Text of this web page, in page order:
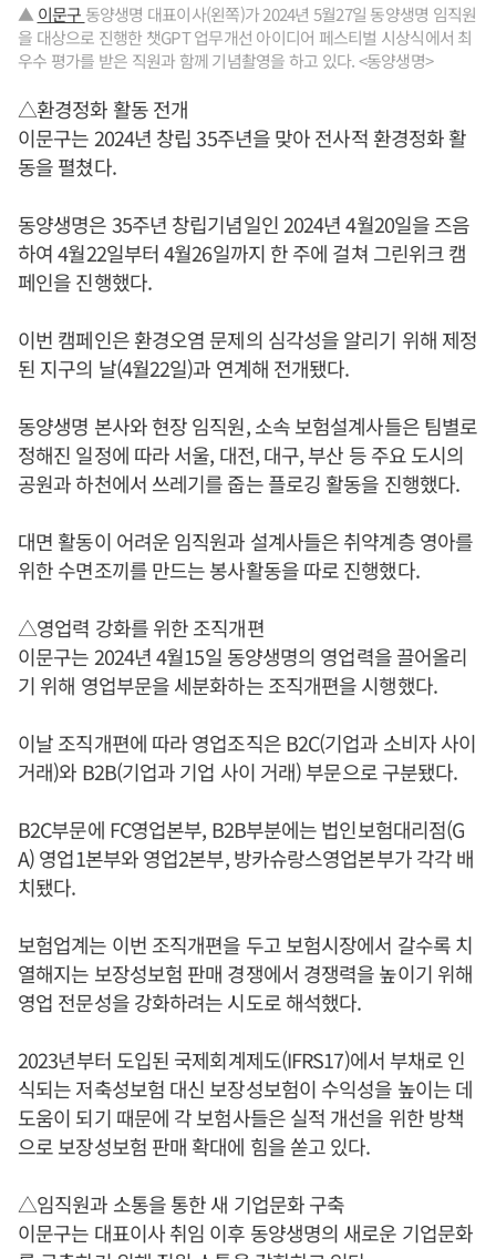
▲ 이문구 동양생명 대표이사(왼쪽)가 2024년 5월27일 동양생명 임직원
을 대상으로 진행한 챗GPT 업무개선 아이디어 페스티벌 시상식에서 최
우수 평가를 받은 직원과 함께 기념촬영을 하고 있다. <동양생명>
△환경정화 활동 전개
이문구는 2024년 창립 35주년을 맞아 전사적 환경정화 활
동을 펼쳤다.
동양생명은 35주년 창립기념일인 2024년 4월20일을 즈음
하여 4월22일부터 4월26일까지 한 주에 걸쳐 그린위크 캠
페인을 진행했다.
이번 캠페인은 환경오염 문제의 심각성을 알리기 위해 제정
된 지구의 날(4월22일)과 연계해 전개됐다.
동양생명 본사와 현장 임직원, 소속 보험설계사들은 팀별로
정해진 일정에 따라 서울, 대전, 대구, 부산 등 주요 도시의
공원과 하천에서 쓰레기를 줍는 플로깅 활동을 진행했다.
대면 활동이 어려운 임직원과 설계사들은 취약계층 영아를
위한 수면조끼를 만드는 봉사활동을 따로 진행했다.
△영업력 강화를 위한 조직개편
이문구는 2024년 4월15일 동양생명의 영업력을 끌어올리
기 위해 영업부문을 세분화하는 조직개편을 시행했다.
이날 조직개편에 따라 영업조직은 B2C(기업과 소비자 사이
거래)와 B2B(기업과 기업 사이 거래) 부문으로 구분됐다.
B2C부문에 FC영업본부, B2B부분에는 법인보험대리점(G
A) 영업1본부와 영업2본부, 방카슈랑스영업본부가 각각 배
치됐다.
보험업계는 이번 조직개편을 두고 보험시장에서 갈수록 치
열해지는 보장성보험 판매 경쟁에서 경쟁력을 높이기 위해
영업 전문성을 강화하려는 시도로 해석했다.
2023년부터 도입된 국제회계제도(IFRS17)에서 부채로 인
식되는 저축성보험 대신 보장성보험이 수익성을 높이는 데
도움이 되기 때문에 각 보험사들은 실적 개선을 위한 방책
으로 보장성보험 판매 확대에 힘을 쏟고 있다.
△임직원과 소통을 통한 새 기업문화 구축
이문구는 대표이사 취임 이후 동양생명의 새로운 기업문화